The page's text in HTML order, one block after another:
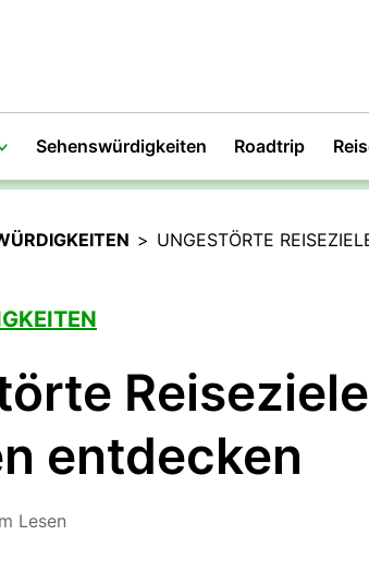
Sehenswürdigkeiten Roadtrip
> UNGESTÖRTE
entdecken
Lesen